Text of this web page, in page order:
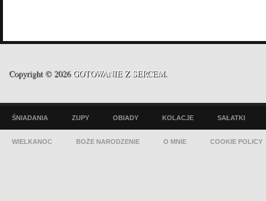
Copyright © 2026 GOTOWANIE Z SERCEM.
ŚNIADANIA ZUPY OBIADY KOLACJE SAŁATKI
WIELKANOC BOŻE NARODZENIE O MNIE COOKIE POLICY